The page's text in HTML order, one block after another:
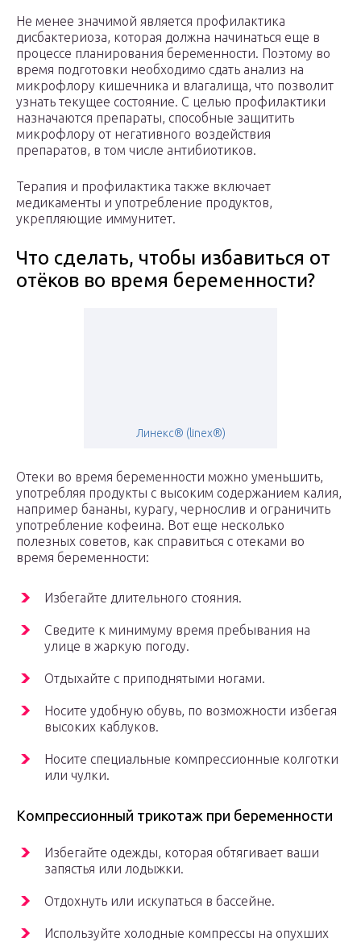
Не менее значимой является профилактика
дисбактериоза, которая должна начинаться еще в
процессе планирования беременности. Поэтому во
время подготовки необходимо сдать анализ на
микрофлору кишечника и влагалища, что позволит
узнать текущее состояние. С целью профилактики
назначаются препараты, способные защитить
микрофлору от негативного воздействия
препаратов, в том числе антибиотиков.
Терапия и профилактика также включает
медикаменты и употребление продуктов,
укрепляющие иммунитет.
Что сделать, чтобы избавиться от
отёков во время беременности?
Линекс® (linex®)
Отеки во время беременности можно уменьшить,
употребляя продукты с высоким содержанием калия,
например бананы, курагу, чернослив и ограничить
употребление кофеина. Вот еще несколько
полезных советов, как справиться с отеками во
время беременности:
Избегайте длительного стояния.
Сведите к минимуму время пребывания на
улице в жаркую погоду.
Отдыхайте с приподнятыми ногами.
Носите удобную обувь, по возможности избегая
высоких каблуков.
Носите специальные компрессионные колготки
или чулки.
Компрессионный трикотаж при беременности
Избегайте одежды, которая обтягивает ваши
запястья или лодыжки.
Отдохнуть или искупаться в бассейне.
Используйте холодные компрессы на опухших